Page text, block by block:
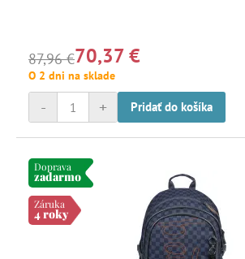
87,96 €70,37 €
O 2 dni na sklade
+
- Pridať do košíka
Doprava
zadarmo
Záruka
4 roky